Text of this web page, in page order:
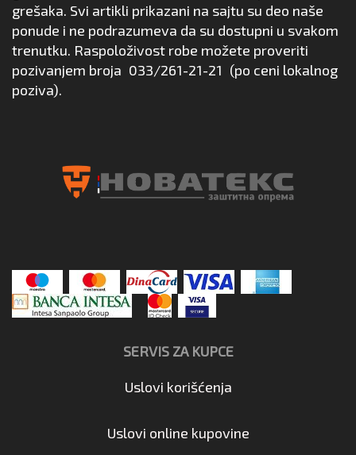
grešaka. Svi artikli prikazani na sajtu su deo naše
ponude i ne podrazumeva da su dostupni u svakom
trenutku. Raspoloživost robe možete proveriti
pozivanjem broja 033/261-21-21 (po ceni lokalnog
poziva).
SERVIS ZA KUPCE
Uslovi korišćenja
Uslovi online kupovine